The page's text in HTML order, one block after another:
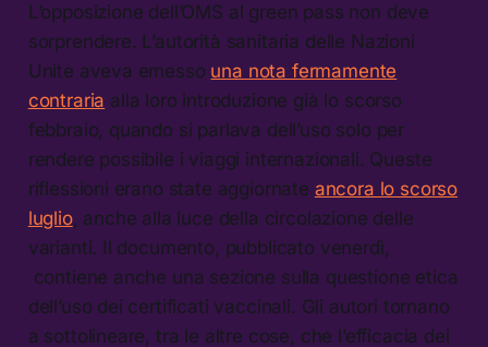
L’opposizione dell’OMS al green pass non deve
sorprendere. L’autorità sanitaria delle Nazioni
Unite aveva emesso una nota fermamente
contraria alla loro introduzione già lo scorso
febbraio, quando si parlava dell’uso solo per
rendere possibile i viaggi internazionali. Queste
riflessioni erano state aggiornate ancora lo scorso
luglio, anche alla luce della circolazione delle
varianti. Il documento, pubblicato venerdì,
contiene anche una sezione sulla questione etica
dell’uso dei certificati vaccinali. Gli autori tornano
a sottolineare, tra le altre cose, che l’efficacia dei